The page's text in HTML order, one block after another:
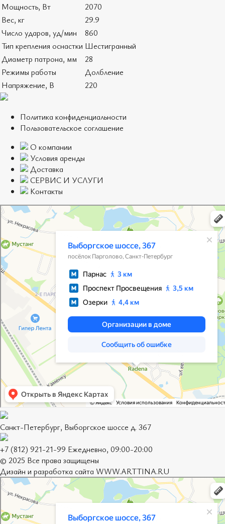
Мощность, Вт
2070
Вес, кг
29.9
Число ударов, уд/мин
860
Тип крепления оснастки Шестигранный
Диаметр патрона, мм
28
Режимы работы
Долбление
Напряжение, В
220
Политика конфиденциальности
Пользовательское соглашение
О компании
Условия аренды
Доставка
СЕРВИС И УСЛУГИ
Контакты
Санкт-Петербург, Выборгское шоссе д. 367
+7 (812) 921-21-99 Ежедневно, 09:00-20:00
© 2025 Все права защищены
Дизайн и разработка сайта WWW.ARTTINA.RU